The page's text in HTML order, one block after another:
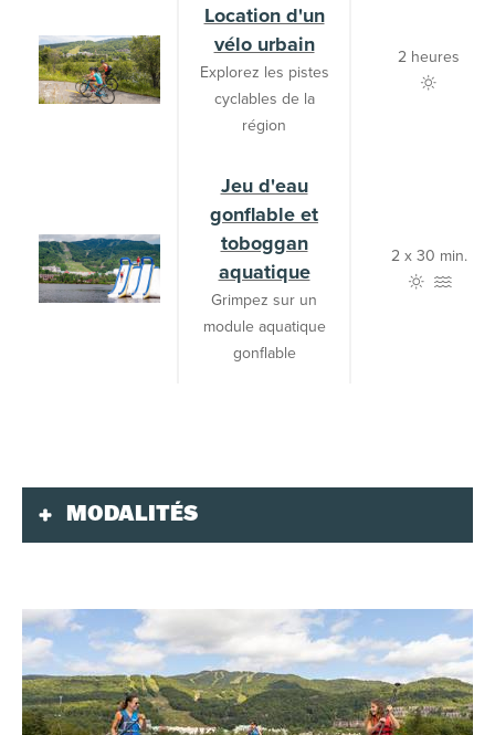
Location d'un
vélo urbain
Explorez les pistes
cyclables de la
région
2 heures
Jeu d'eau
gonflable et
toboggan
aquatique
Grimpez sur un
module aquatique
gonflable
2 x 30 min.
MODALITÉS
Le forfait Multiactivités est valable tous les jours
du 15 mai au 18 octobre 2026.
Billet à date spécifique et valable sur une
période de 10 jours.
L’horaire des différentes activités peut varier
selon les conditions météorologiques, sans